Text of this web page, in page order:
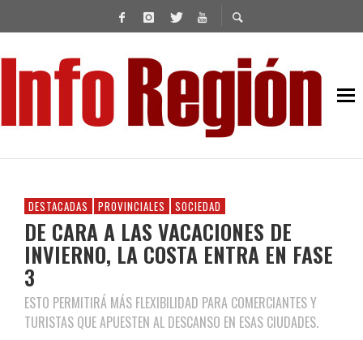
DESTACADAS PROVINCIALES SOCIEDAD
DE CARA A LAS VACACIONES DE
INVIERNO, LA COSTA ENTRA EN FASE
3
ESTO PERMITIRÁ MÁS FLEXIBILIDAD PARA COMERCIANTES Y
TURISTAS QUE APUESTEN AL DESCANSO EN ESAS CIUDADES.